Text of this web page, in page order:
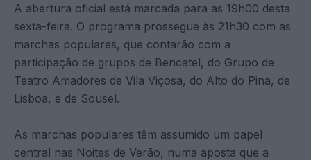
A abertura oficial está marcada para as 19h00 desta
sexta-feira. O programa prossegue às 21h30 com as
marchas populares, que contarão com a
participação de grupos de Bencatel, do Grupo de
Teatro Amadores de Vila Viçosa, do Alto do Pina, de
Lisboa, e de Sousel.
As marchas populares têm assumido um papel
central nas Noites de Verão, numa aposta que a